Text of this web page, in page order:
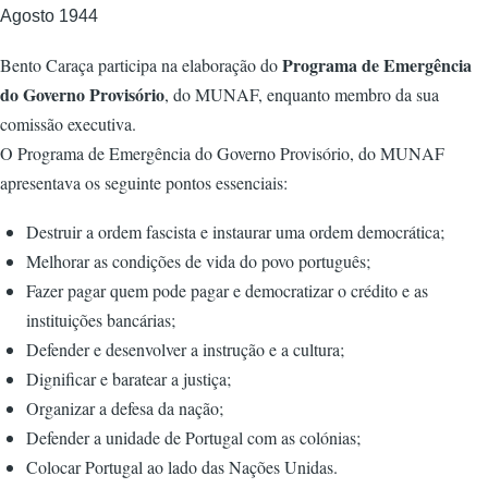
Agosto 1944
Bento Caraça participa na elaboração doPrograma de Emergência
do Governo Provisório, do MUNAF, enquanto membro da sua
comissão executiva.
O Programa de Emergência do Governo Provisório, do MUNAF
apresentava os seguinte pontos essenciais:
Destruir a ordem fascista e instaurar uma ordem democrática;
Melhorar as condições de vida do povo português;
Fazer pagar quem pode pagar e democratizar o crédito e as
instituições bancárias;
Defender e desenvolver a instrução e a cultura;
Dignificar e baratear a justiça;
Organizar a defesa da nação;
Defender a unidade de Portugal com as colónias;
Colocar Portugal ao lado das Nações Unidas.